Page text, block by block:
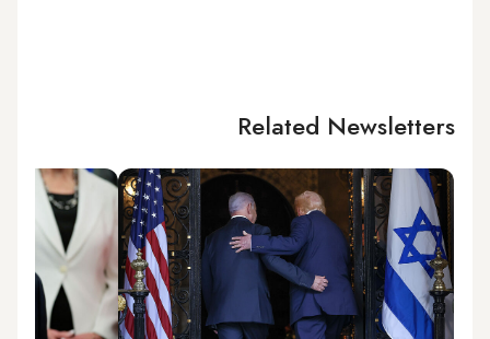
Related Newsletters